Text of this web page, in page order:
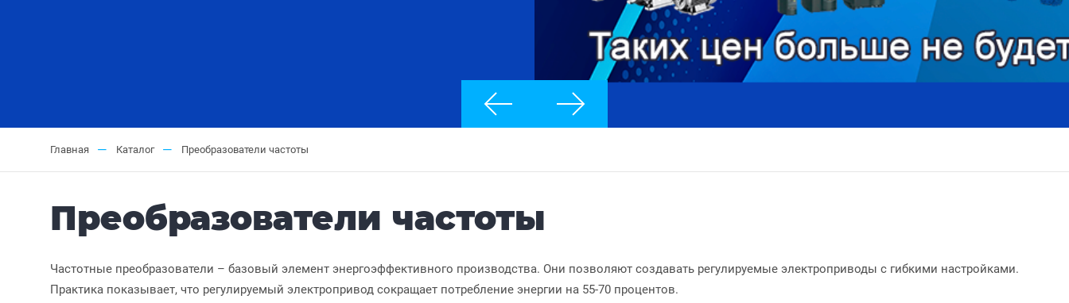
Главная — Каталог — Преобразователи частоты
Преобразователи частоты
Частотные преобразователи – базовый элемент энергоэффективного производства. Они позволяют создавать регулируемые электроприводы с гибкими настройками.
Практика показывает, что регулируемый электропривод сокращает потребление энергии на 55-70 процентов.